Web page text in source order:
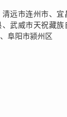
远市连州市、
武威市天祝藏
阜阳市颍州区